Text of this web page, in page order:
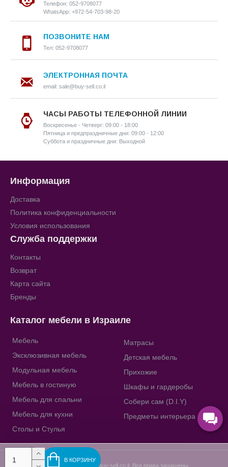
В КОРЗИНУ
Телефон: 052-9708077
WhatsApp: +972-54-703-98-20
ПОЗВОНИТЕ НАМ
Тел: 052-9708077
ЭЛЕКТРОННАЯ ПОЧТА
email: sale@buy-sell.co.il
ЧАСЫ РАБОТЫ ТЕЛЕФОННОЙ ЛИНИИ
Воскресенье - Четверг: 09:00 - 18:00
Пятница и предпраздничные дни: 09:00 - 12:00
Суббота и праздничные дни: Выходной
Информация
Доставка
Политика конфиденциальности
Условия использования
Служба поддержки
Контакты
Возврат
Карта сайта
Бренды
Каталог мебели в Израиле
Мебель
Эксклюзивная мебель
Модульная мебель
Мебель в гостиную
Мебель для спальни
Мебель для кухни
Столы и Стулья
Матрасы
Детская мебель
Прихожие
Шкафы и гардеробы
Собери сам (D.I.Y)
Предметы интерьера
Copyright © 2009-2023, buy-sell.co.il, Все права защищены.